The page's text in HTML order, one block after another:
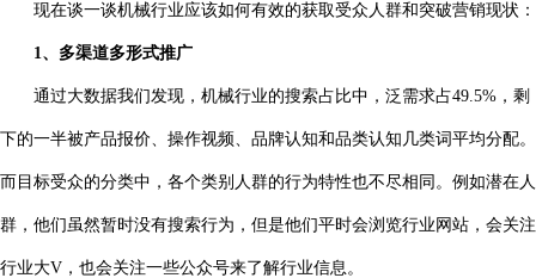
现在谈一谈机械行业应该如何有效的获取受众人群和突破营销现状：
1、多渠道多形式推广
通过大数据我们发现，机械行业的搜索占比中，泛需求占49.5%，剩
下的一半被产品报价、操作视频、品牌认知和品类认知几类词平均分配。
而目标受众的分类中，各个类别人群的行为特性也不尽相同。例如潜在人
群，他们虽然暂时没有搜索行为，但是他们平时会浏览行业网站，会关注
行业大V，也会关注一些公众号来了解行业信息。